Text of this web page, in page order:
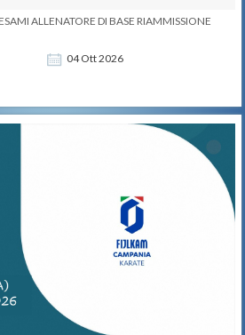
04Ott2026
ALLENATORE DI BASE RIAMMISSIONE